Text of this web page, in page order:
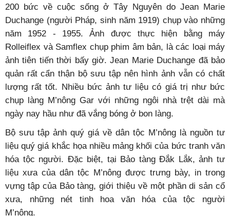
200 bức về cuộc sống ở Tây Nguyên do Jean Marie
Duchange (người Pháp, sinh năm 1919) chụp vào những
năm 1952 - 1955. Ảnh được thực hiện bằng máy
Rolleiflex và Samflex chụp phim âm bản, là các loại máy
ảnh tiên tiến thời bấy giờ. Jean Marie Duchange đã bảo
quản rất cẩn thận bộ sưu tập nên hình ảnh vẫn có chất
lượng rất tốt. Nhiều bức ảnh tư liệu có giá trị như bức
chụp làng M’nông Gar với những ngôi nhà trệt dài mà
ngày nay hầu như đã vắng bóng ở bon làng.
Bộ sưu tập ảnh quý giá về dân tộc M’nông là nguồn tư
liệu quý giá khắc họa nhiều mảng khối của bức tranh văn
hóa tộc người. Đặc biệt, tại Bảo tàng Đắk Lắk, ảnh tư
liệu xưa của dân tộc M’nông được trưng bày, in trong
vựng tập của Bảo tàng, giới thiệu về một phần di sản cổ
xưa, những nét tinh hoa văn hóa của tộc người
M’nông.